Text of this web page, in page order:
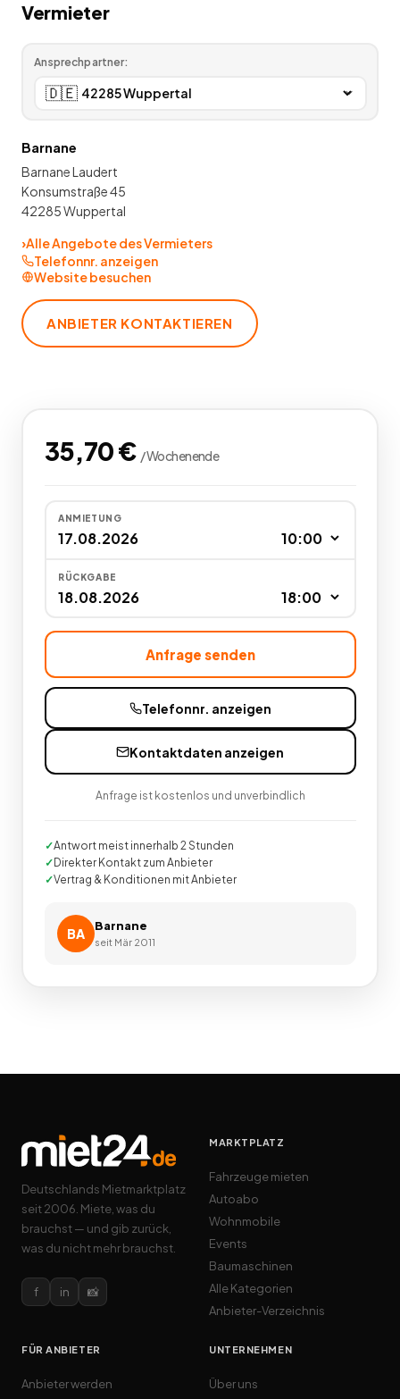
Vermieter
Ansprechpartner:
🇩🇪
Barnane
Barnane Laudert
Konsumstraße 45
42285 Wuppertal
›Alle Angebote des Vermieters
Telefonnr. anzeigen
Website besuchen
ANBIETER KONTAKTIEREN
35,70€ /Wochenende
ANMIETUNG
RÜCKGABE
Anfrage senden
Telefonnr. anzeigen
Kontaktdaten anzeigen
Anfrage ist kostenlos und unverbindlich
Antwort meist innerhalb 2 Stunden
Direkter Kontakt zum Anbieter
Vertrag & Konditionen mit Anbieter
BA
Barnane
seit Mär 2011
Deutschlands Mietmarktplatz
seit 2006. Miete, was du
brauchst — und gib zurück,
was du nicht mehr brauchst.
f in 📸
MARKTPLATZ
Fahrzeuge mieten
Autoabo
Wohnmobile
Events
Baumaschinen
Alle Kategorien
Anbieter-Verzeichnis
FÜR ANBIETER
Anbieter werden
UNTERNEHMEN
Über uns